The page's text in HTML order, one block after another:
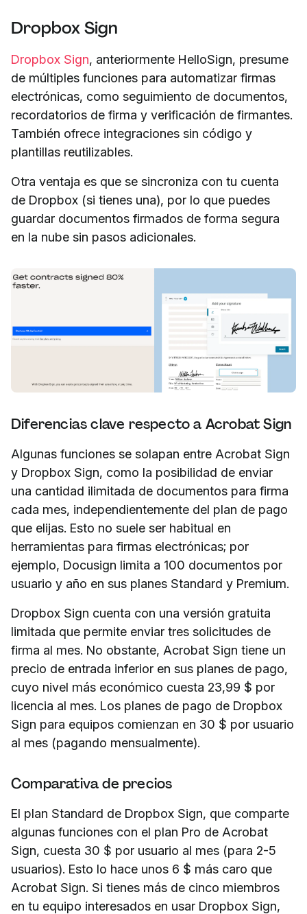
Dropbox Sign
Dropbox Sign, anteriormente HelloSign, presume
de múltiples funciones para automatizar firmas
electrónicas, como seguimiento de documentos,
recordatorios de firma y verificación de firmantes.
También ofrece integraciones sin código y
plantillas reutilizables.
Otra ventaja es que se sincroniza con tu cuenta
de Dropbox (si tienes una), por lo que puedes
guardar documentos firmados de forma segura
en la nube sin pasos adicionales.
Diferencias clave respecto a Acrobat Sign
Algunas funciones se solapan entre Acrobat Sign
y Dropbox Sign, como la posibilidad de enviar
una cantidad ilimitada de documentos para firma
cada mes, independientemente del plan de pago
que elijas. Esto no suele ser habitual en
herramientas para firmas electrónicas; por
ejemplo, Docusign limita a 100 documentos por
usuario y año en sus planes Standard y Premium.
Dropbox Sign cuenta con una versión gratuita
limitada que permite enviar tres solicitudes de
firma al mes. No obstante, Acrobat Sign tiene un
precio de entrada inferior en sus planes de pago,
cuyo nivel más económico cuesta 23,99 $ por
licencia al mes. Los planes de pago de Dropbox
Sign para equipos comienzan en 30 $ por usuario
al mes (pagando mensualmente).
Comparativa de precios
El plan Standard de Dropbox Sign, que comparte
algunas funciones con el plan Pro de Acrobat
Sign, cuesta 30 $ por usuario al mes (para 2-5
usuarios). Esto lo hace unos 6 $ más caro que
Acrobat Sign. Si tienes más de cinco miembros
en tu equipo interesados en usar Dropbox Sign,